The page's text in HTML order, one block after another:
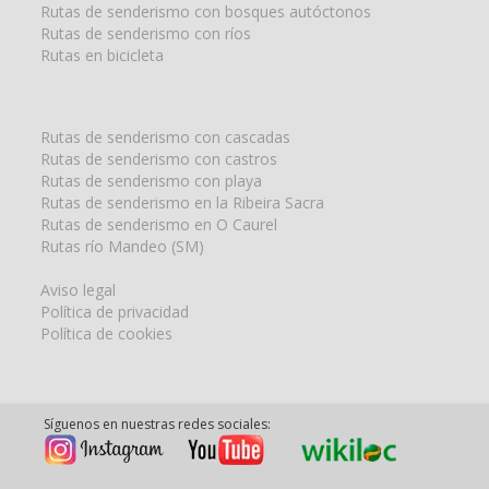
Rutas de senderismo con bosques autóctonos
Rutas de senderismo con ríos
Rutas en bicicleta
Rutas de senderismo con cascadas
Rutas de senderismo con castros
Rutas de senderismo con playa
Rutas de senderismo en la Ribeira Sacra
Rutas de senderismo en O Caurel
Rutas río Mandeo (SM)
Aviso legal
Política de privacidad
Política de cookies
Síguenos en nuestras redes sociales: